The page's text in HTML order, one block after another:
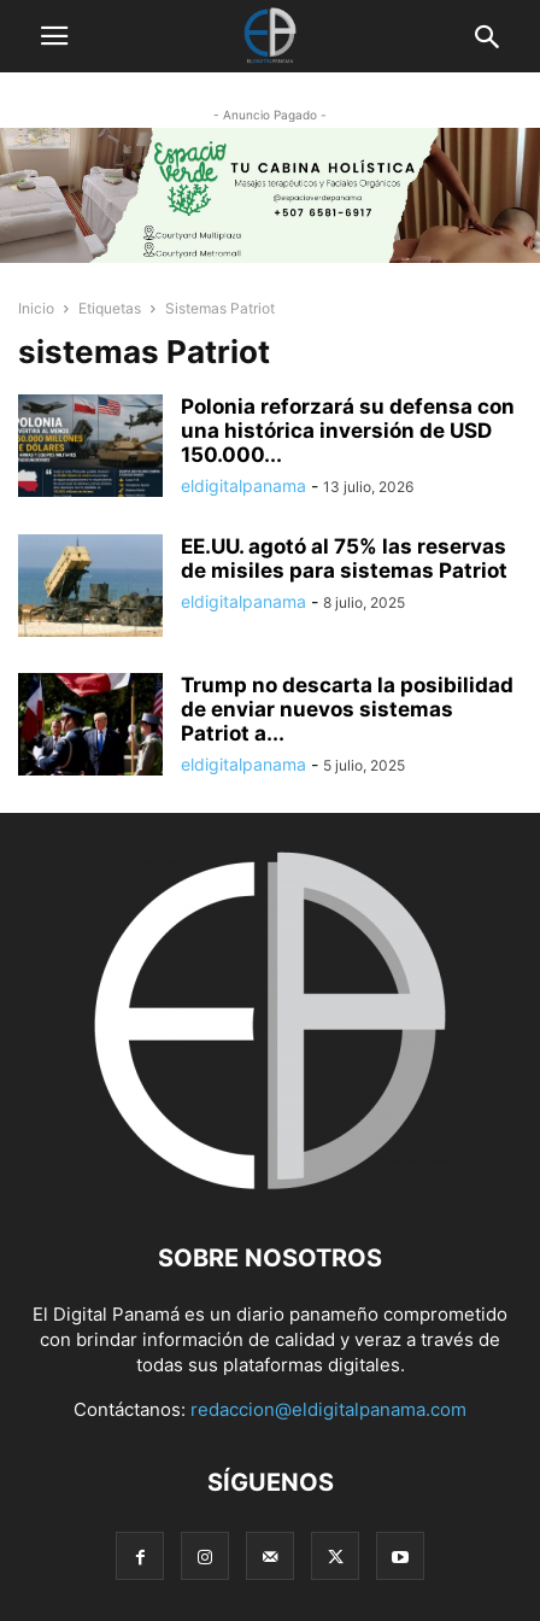
- Anuncio Pagado -
Inicio Etiquetas Sistemas Patriot
sistemas Patriot
Polonia reforzará su defensa con
una histórica inversión de USD
150.000...
eldigitalpanama - 13 julio, 2026
EE.UU. agotó al 75% las reservas
de misiles para sistemas Patriot
eldigitalpanama - 8 julio, 2025
Trump no descarta la posibilidad
de enviar nuevos sistemas
Patriot a...
eldigitalpanama - 5 julio, 2025
SOBRE NOSOTROS
El Digital Panamá es un diario panameño comprometido
con brindar información de calidad y veraz a través de
todas sus plataformas digitales.
Contáctanos: redaccion@eldigitalpanama.com
SÍGUENOS